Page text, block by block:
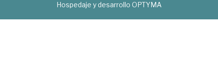
Hospedaje y desarrollo OPTYMA